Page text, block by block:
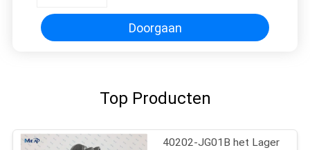
dragen
Doorgaan
Top Producten
40202-JG01B het Lager